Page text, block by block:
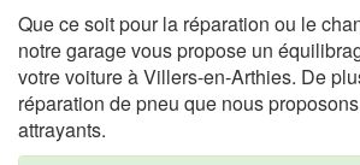
Que ce soit pour la réparation ou le
notre garage vous propose un
votre voiture à Villers-en-Arthies. De
réparation de pneu que nous
attrayants.